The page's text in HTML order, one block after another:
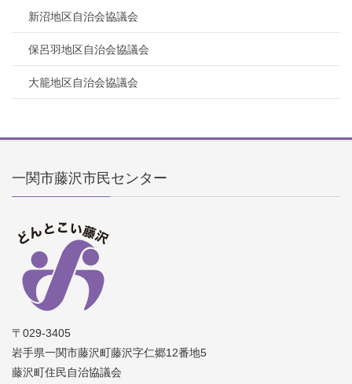
新沼地区自治会協議会
保呂羽地区自治会協議会
大籠地区自治会協議会
一関市藤沢市民センター
〒029-3405
岩手県一関市藤沢町藤沢字仁郷12番地5
藤沢町住民自治協議会